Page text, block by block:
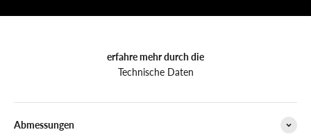
erfahre mehr durch die
Technische Daten
Abmessungen